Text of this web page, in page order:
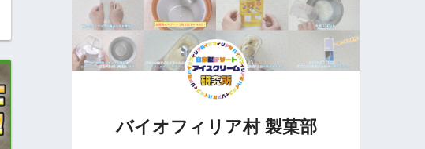
バイオフィリア村 製菓部